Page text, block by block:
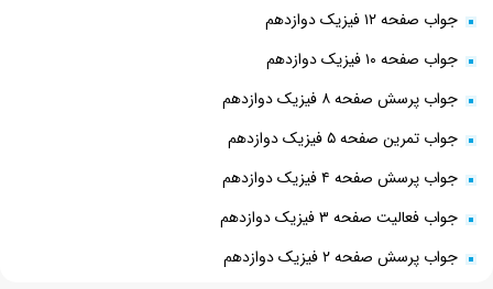
جواب صفحه ۱۲ فیزیک دوازدهم
جواب صفحه ۱۰ فیزیک دوازدهم
جواب پرسش صفحه ۸ فیزیک دوازدهم
جواب تمرین صفحه ۵ فیزیک دوازدهم
جواب پرسش صفحه ۴ فیزیک دوازدهم
جواب فعالیت صفحه ۳ فیزیک دوازدهم
جواب پرسش صفحه ۲ فیزیک دوازدهم